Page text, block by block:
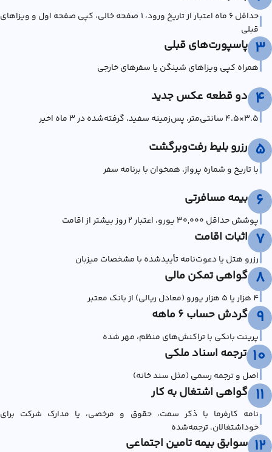
|
حداقل ۶ ماه اعتبار از تاریخ ورود، ۱ صفحه خالی، کپی صفحه اول و ویزاهای
قبلی
3 پاسپورت‌های قبلی
|همراه کپی ویزاهای شینگن یا سفرهای خارجی
4 دو قطعه عکس جدید
|۳.۵×۴.۵ سانتی‌متر، پس‌زمینه سفید، گرفته‌شده در ۳ ماه اخیر
5 رزرو بلیط رفت‌وبرگشت
|با تاریخ و شماره پرواز، همخوان با برنامه سفر
6 بیمه مسافرتی
|پوشش حداقل ۳۰,۰۰۰ یورو، اعتبار ۲ روز بیشتر از اقامت
7 اثبات اقامت
|رزرو هتل یا دعوت‌نامه تأییدشده با مشخصات میزبان
8 گواهی تمکن مالی
|4 هزار یا 5 هزار یورو (معادل ریالی) از بانک معتبر
9 گردش حساب ۶ ماهه
|پرینت بانکی با تراکنش‌های منظم، مهر شده
10 ترجمه اسناد ملکی
|اصل و ترجمه رسمی (مثل سند خانه)
11 گواهی اشتغال به کار
|نامه کارفرما با ذکر سمت، حقوق و مرخصی، یا مدارک شرکت برای
خوداشتغالان، ترجمه‌شده
12 سوابق بیمه تامین اجتماعی